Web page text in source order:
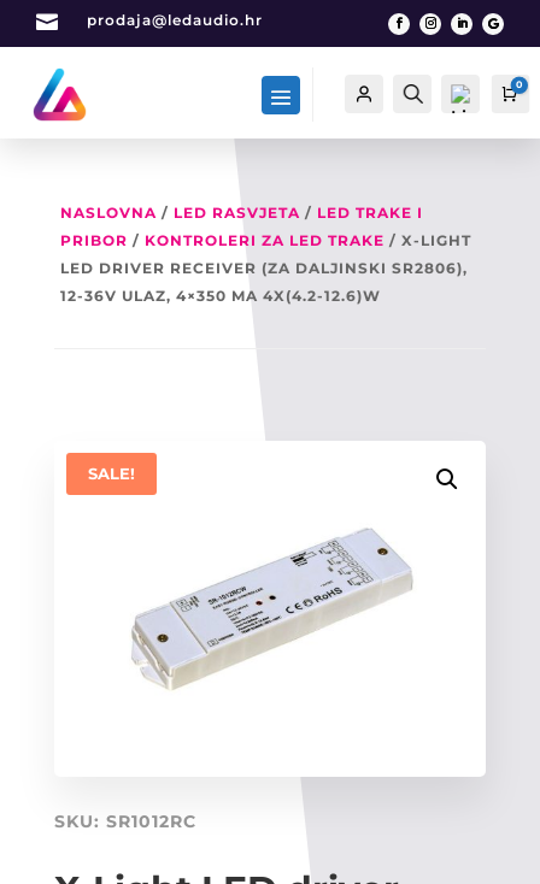
 prodaja@ledaudio.hr
Račun Traži
List
a
0
NASLOVNA/ LED RASVJETA/ LED TRAKE I
PRIBOR / KONTROLERI ZA LED TRAKE / X-LIGHT
LED DRIVER RECEIVER (ZA DALJINSKI SR2806),
12-36V ULAZ, 4×350 MA 4X(4.2-12.6)W
SKU: SR1012RC
SALE!